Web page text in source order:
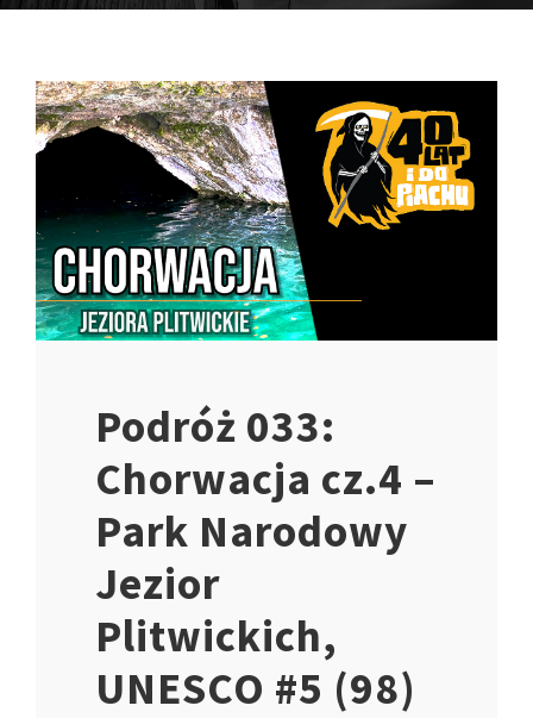
Podróż 033:
Chorwacja cz.4 –
Park Narodowy
Jezior
Plitwickich,
UNESCO #5 (98)